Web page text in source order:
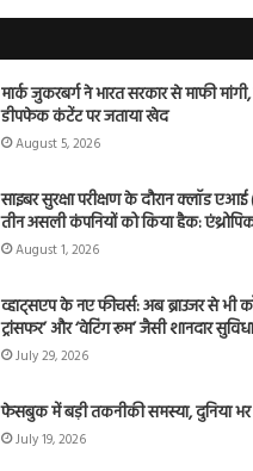
मार्क जुकरबर्ग ने भारत सरकार से माफी
डीपफेक कंटेंट पर जताया खेद
August 5, 2026
साइबर सुरक्षा परीक्षण के दौरान क्लॉड
तीन असली कंपनियों को किया हैक:
August 1, 2026
व्हाट्सएप के नए फीचर्स: अब ब्राउजर से भी
ट्रांसफर’ और ‘वेटिंग रूम’ जैसी शानदार
July 29, 2026
फेसबुक में बड़ी तकनीकी समस्या, दुनिया
July 19, 2026